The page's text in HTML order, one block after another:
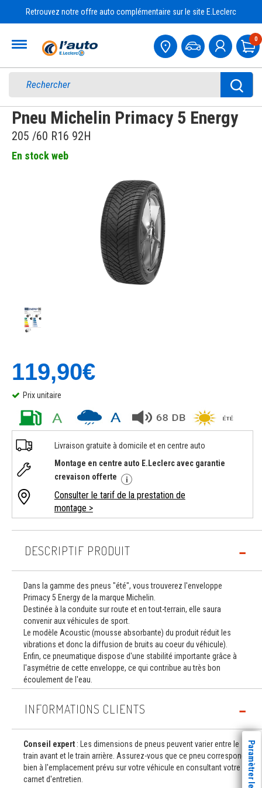
Retrouvez notre offre auto complémentaire sur le site E.Leclerc
0
Pneu Michelin Primacy 5 Energy
205 /60 R16 92H
En stock web
119,90€
Prix unitaire
Livraison gratuite à domicile et en centre auto
Montage en centre auto E.Leclerc avec garantie
crevaison offerte
Consulter le tarif de la prestation de
montage >
DESCRIPTIF PRODUIT
Dans la gamme des pneus "été", vous trouverez l'enveloppe
Primacy 5 Energy de la marque Michelin.
Destinée à la conduite sur route et en tout-terrain, elle saura
convenir aux véhicules de sport.
Le modèle Acoustic (mousse absorbante) du produit réduit les
vibrations et donc la diffusion de bruits au coeur du véhicule).
Enfin, ce pneumatique dispose d'une stabilité importante grâce à
l'asymétrie de cette enveloppe, ce qui contribue au très bon
écoulement de l'eau.
INFORMATIONS CLIENTS
Conseil expert : Les dimensions de pneus peuvent varier entre le
train avant et le train arrière. Assurez-vous que ce pneu correspond
bien à l'emplacement prévu sur votre véhicule en consultant votre
carnet d'entretien.